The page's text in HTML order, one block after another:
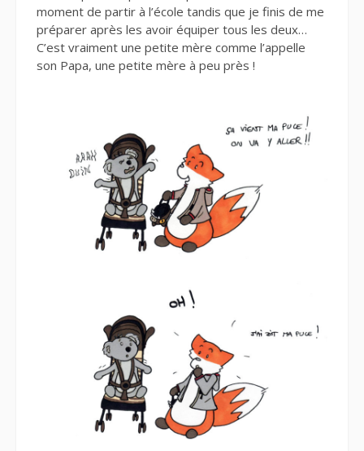
moment de partir à l’école tandis que je finis de me
préparer après les avoir équiper tous les deux…
C’est vraiment une petite mère comme l’appelle
son Papa, une petite mère à peu près !